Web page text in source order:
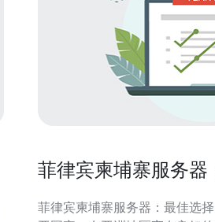
菲律宾柬埔寨服务器
菲律宾柬埔寨服务器：最佳选择 菲律宾和柬埔寨作为东南